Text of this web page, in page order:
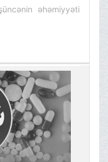
əhəmiyyəti